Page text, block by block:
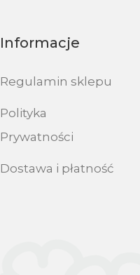
Informacje
Regulamin sklepu
Polityka
Prywatności
Dostawa i płatność